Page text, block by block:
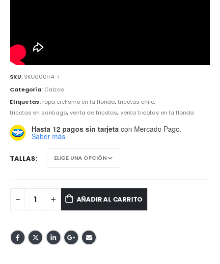
SKU: SKU000114-1
Categoría: Calzas
Etiquetas: ropa ciclismo en la florida,tricotas chile,
tricotas en santiago,venta de tricotas,venta tricotas en la florida
Hasta 12 pagos sin tarjeta con Mercado Pago.
Saber más
TALLAS
AÑADIR AL CARRITO